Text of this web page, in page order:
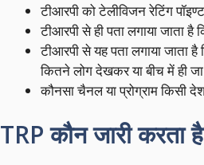
टीआरपी को टेलीविजन रेटिंग
टीआरपी से ही पता लगाया जाता
टीआरपी से यह पता लगाया
कितने लोग देखकर या बीच में ही
कौनसा चैनल या प्रोग्राम किसी
TRP कौन जारी करता